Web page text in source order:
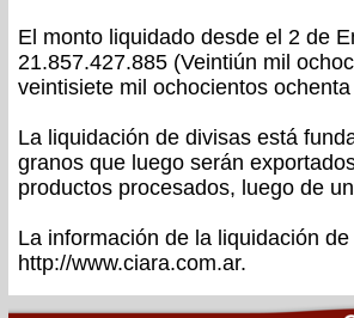
El monto liquidado desde el 2 de
21.857.427.885 (Veintiún mil
veintisiete mil ochocientos
La liquidación de divisas está
granos que luego serán
productos procesados, luego de
La información de la liquidación
http://www.ciara.com.ar.